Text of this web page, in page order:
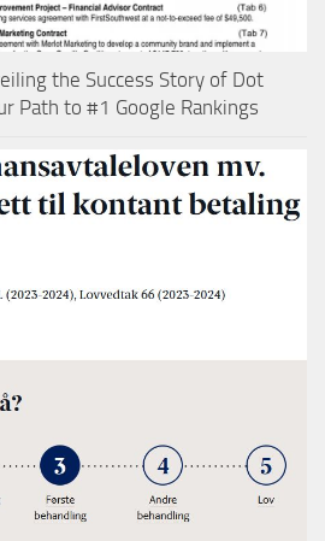
the Success Story of Dot
Path to #1 Google Rankings